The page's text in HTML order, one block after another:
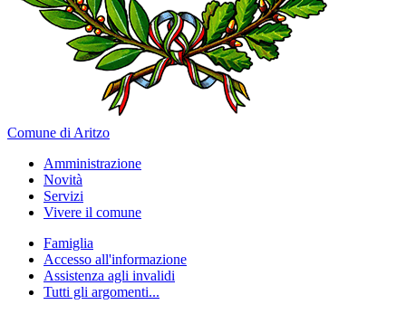
Comune di Aritzo
Amministrazione
Novità
Servizi
Vivere il comune
Famiglia
Accesso all'informazione
Assistenza agli invalidi
Tutti gli argomenti...